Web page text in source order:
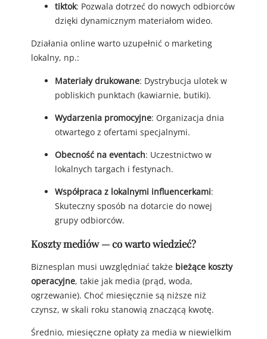
tiktok: Pozwala dotrzeć do nowych odbiorców
dzięki dynamicznym materiałom wideo.
Działania online warto uzupełnić o marketing
lokalny, np.:
Materiały drukowane: Dystrybucja ulotek w
pobliskich punktach (kawiarnie, butiki).
Wydarzenia promocyjne: Organizacja dnia
otwartego z ofertami specjalnymi.
Obecność na eventach: Uczestnictwo w
lokalnych targach i festynach.
Współpraca z lokalnymi influencerkami:
Skuteczny sposób na dotarcie do nowej
grupy odbiorców.
Koszty mediów — co warto wiedzieć?
Biznesplan musi uwzględniać także bieżące koszty
operacyjne, takie jak media (prąd, woda,
ogrzewanie). Choć miesięcznie są niższe niż
czynsz, w skali roku stanowią znaczącą kwotę.
Średnio, miesięczne opłaty za media w niewielkim